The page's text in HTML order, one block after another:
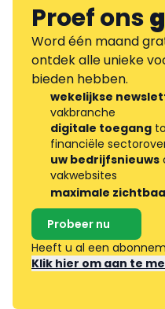
Proef ons
Word één maand
ontdek alle unieke
bieden hebben.
wekelijkse
vakbranche
digitale toegang
financiële
uw bedrijfsnieuws
vakwebsites
maximale
Probeer nu
Heeft u al een
Klik hier om aan te